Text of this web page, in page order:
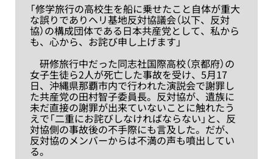
「修学旅行の高校生を船に乗せたこと自体が重大
な誤りでありヘリ基地反対協議会（以下、反対
協）の構成団体である日本共産党として、私から
も、心から、お詫び申し上げます」
研修旅行中だった同志社国際高校（京都府）の
女子生徒ら2人が死亡した事故を受け、5月17
日、沖縄県那覇市内で行われた演説会で謝罪し
た共産党の田村智子委員長。反対協が、遺族に
未だ直接の謝罪が出来ていないことに触れたう
えで「二重にお詫びしなければならない」と、反
対協側の事故後の不手際にも言及した。だが、
反対協のメンバーからは不満の声も噴出してい
る。